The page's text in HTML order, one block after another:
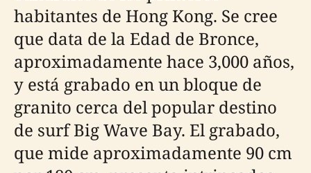
habitantes de Hong Kong. Se cree
que data de la Edad de Bronce,
aproximadamente hace 3,000 años,
y está grabado en un bloque de
granito cerca del popular destino
de surf Big Wave Bay. El grabado,
que mide aproximadamente 90 cm